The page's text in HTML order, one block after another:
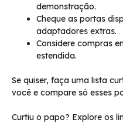
demonstração.
Cheque as portas
adaptadores extras.
Considere compras
estendida.
Se quiser, faça uma lista
você e compare só esses
Curtiu o papo? Explore os